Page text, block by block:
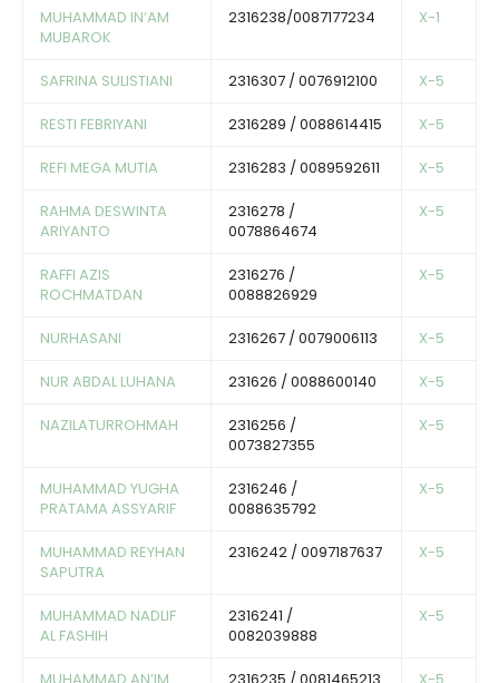
MUHAMMAD IN’AM
MUBAROK
2316238/0087177234 X-1
SAFRINA SULISTIANI 2316307 / 0076912100 X-5
RESTI FEBRIYANI 2316289 / 0088614415 X-5
REFI MEGA MUTIA 2316283 / 0089592611 X-5
RAHMA DESWINTA
ARIYANTO
2316278 /
0078864674
X-5
RAFFI AZIS
ROCHMATDAN
2316276 /
0088826929
X-5
NURHASANI 2316267 / 0079006113 X-5
NUR ABDAL LUHANA 231626 / 0088600140 X-5
NAZILATURROHMAH
2316256 /
0073827355
X-5
MUHAMMAD YUGHA
PRATAMA ASSYARIF
2316246 /
0088635792
X-5
MUHAMMAD REYHAN
SAPUTRA
2316242 / 0097187637 X-5
MUHAMMAD NADLIF
AL FASHIH
2316241 /
0082039888
X-5